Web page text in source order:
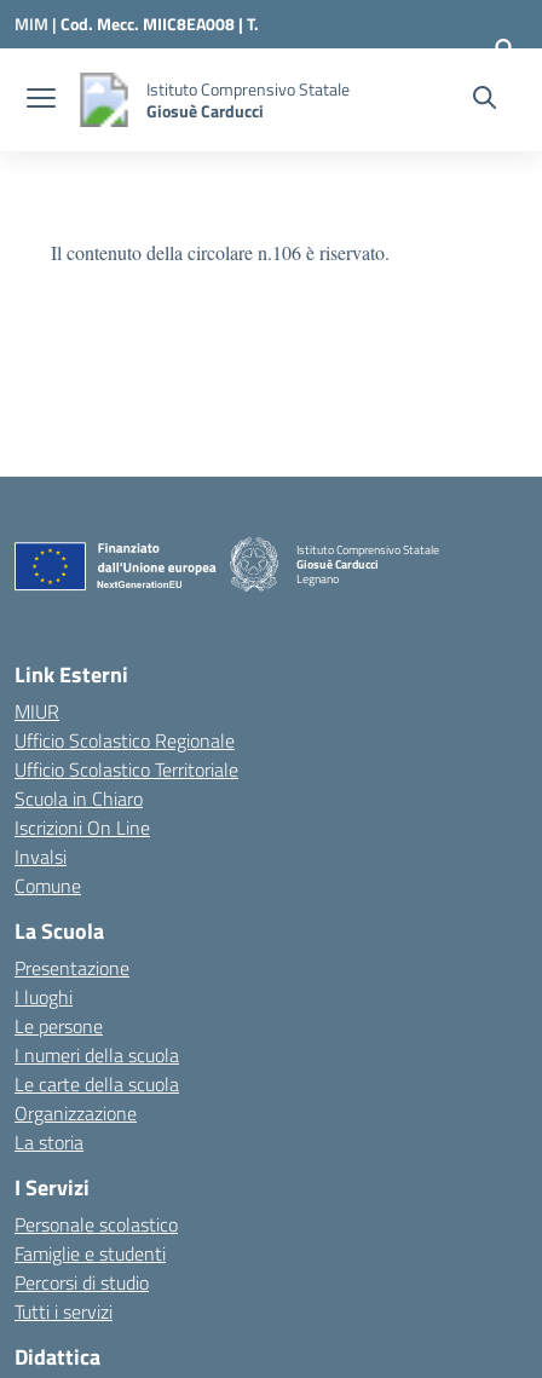
Vai ai contenuti
Vai al menu di navigazione
Vai al footer
MIM |Cod. Mecc. MIIC8EA008 | T.
0331547307 |
Istituto Comprensivo Statale
Giosuè Carducci
Il contenuto della circolare n.106 è riservato.
Istituto Comprensivo Statale
Giosuè Carducci
Legnano
Link Esterni
MIUR
Ufficio Scolastico Regionale
Ufficio Scolastico Territoriale
Scuola in Chiaro
Iscrizioni On Line
Invalsi
Comune
La Scuola
Presentazione
I luoghi
Le persone
I numeri della scuola
Le carte della scuola
Organizzazione
La storia
I Servizi
Personale scolastico
Famiglie e studenti
Percorsi di studio
Tutti i servizi
Didattica